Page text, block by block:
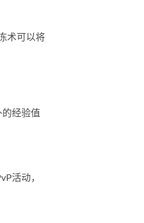
术可以将
经验值
活动，